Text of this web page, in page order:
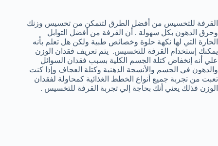
القرفة للتخسيس من أفضل الطرق لتتمكن من تخسيس وزنك
وحرق الدهون بكل سهولة . أن القرفة من أفضل التوابل
الحارة التي لها نكهة حلوة وخصائص طبية ولكن هل تعلم بأنه
يمكنك إستخدام القرفة للتخسيس. يتم تعريف فقدان الوزن
علي أنه إنخفاض كتلة الجسم الكلية بسبب فقدان السوائل
والدهون في الجسم والأنسجة الدهنية وكتلة العجاف وإذا كنت
تعبت من تجربة جميع أنواع الخطط الغذائية كمحاولة لفقدان
الوزن فذلك يعني أنك بحاجة إلي تجربة القرفة للتخسيس .